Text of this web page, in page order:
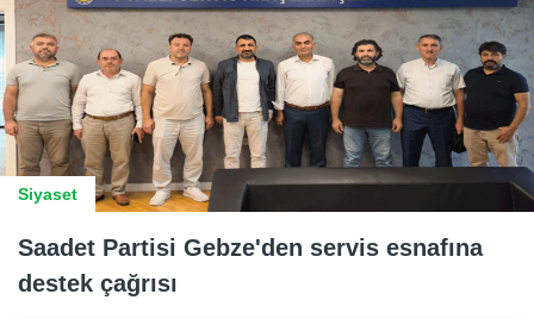
Siyaset
Saadet Partisi Gebze'den servis esnafına
destek çağrısı